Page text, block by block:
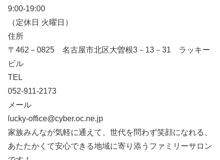
9:00-19:00
（定休日 火曜日）
住所
〒462－0825 名古屋市北区大曽根3－13－31 ラッキー
ビル
TEL
052-911-2173
メール
lucky-office@cyber.oc.ne.jp
家族みんなが気軽に通えて、世代を問わず笑顔になれる、
あたたかくて安心できる地域に寄り添うファミリーサロン